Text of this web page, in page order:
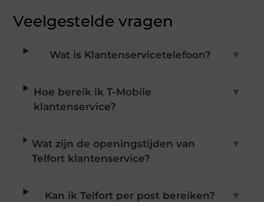
Veelgestelde vragen
Wat is Klantenservicetelefoon? ▼
Hoe bereik ik T-Mobile
klantenservice?
▼
Wat zijn de openingstijden van
Telfort klantenservice?
▼
Kan ik Telfort per post bereiken? ▼